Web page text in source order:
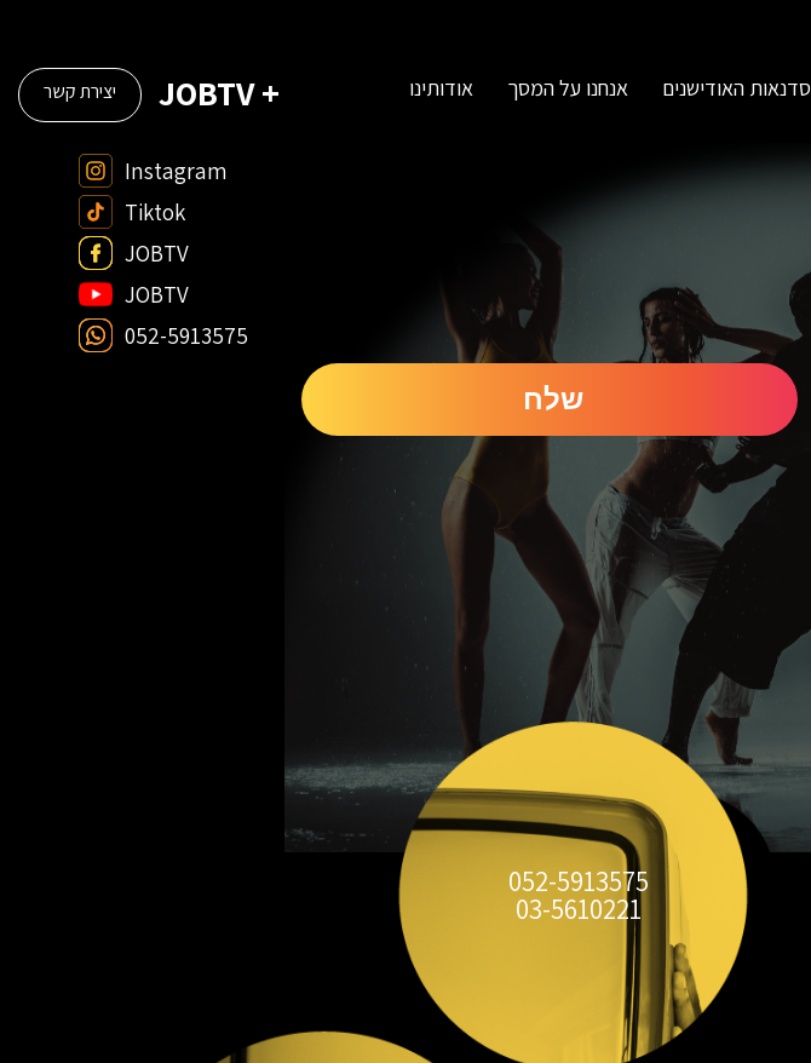
סדנאות האודישנים אנחנו על המסך אודותינו + JOBTV יצירת קשר
Instagram
Tiktok
JOBTV
JOBTV
052-5913575
052-5913575
03-5610221